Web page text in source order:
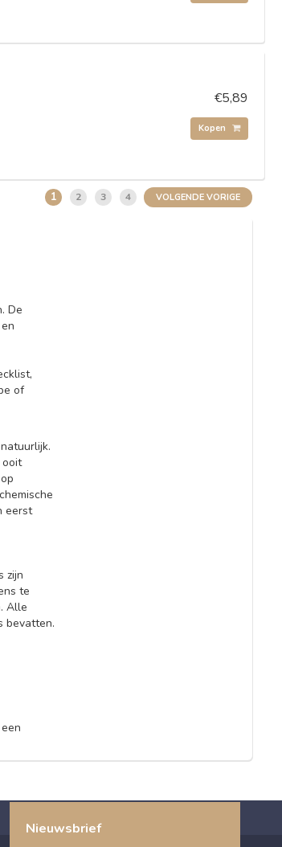
€5,89
Kopen
1 2 3 4 VOLGENDE VORIGE
De
of
eerst
zijn
te
Alle
bevatten.
Nieuwsbrief